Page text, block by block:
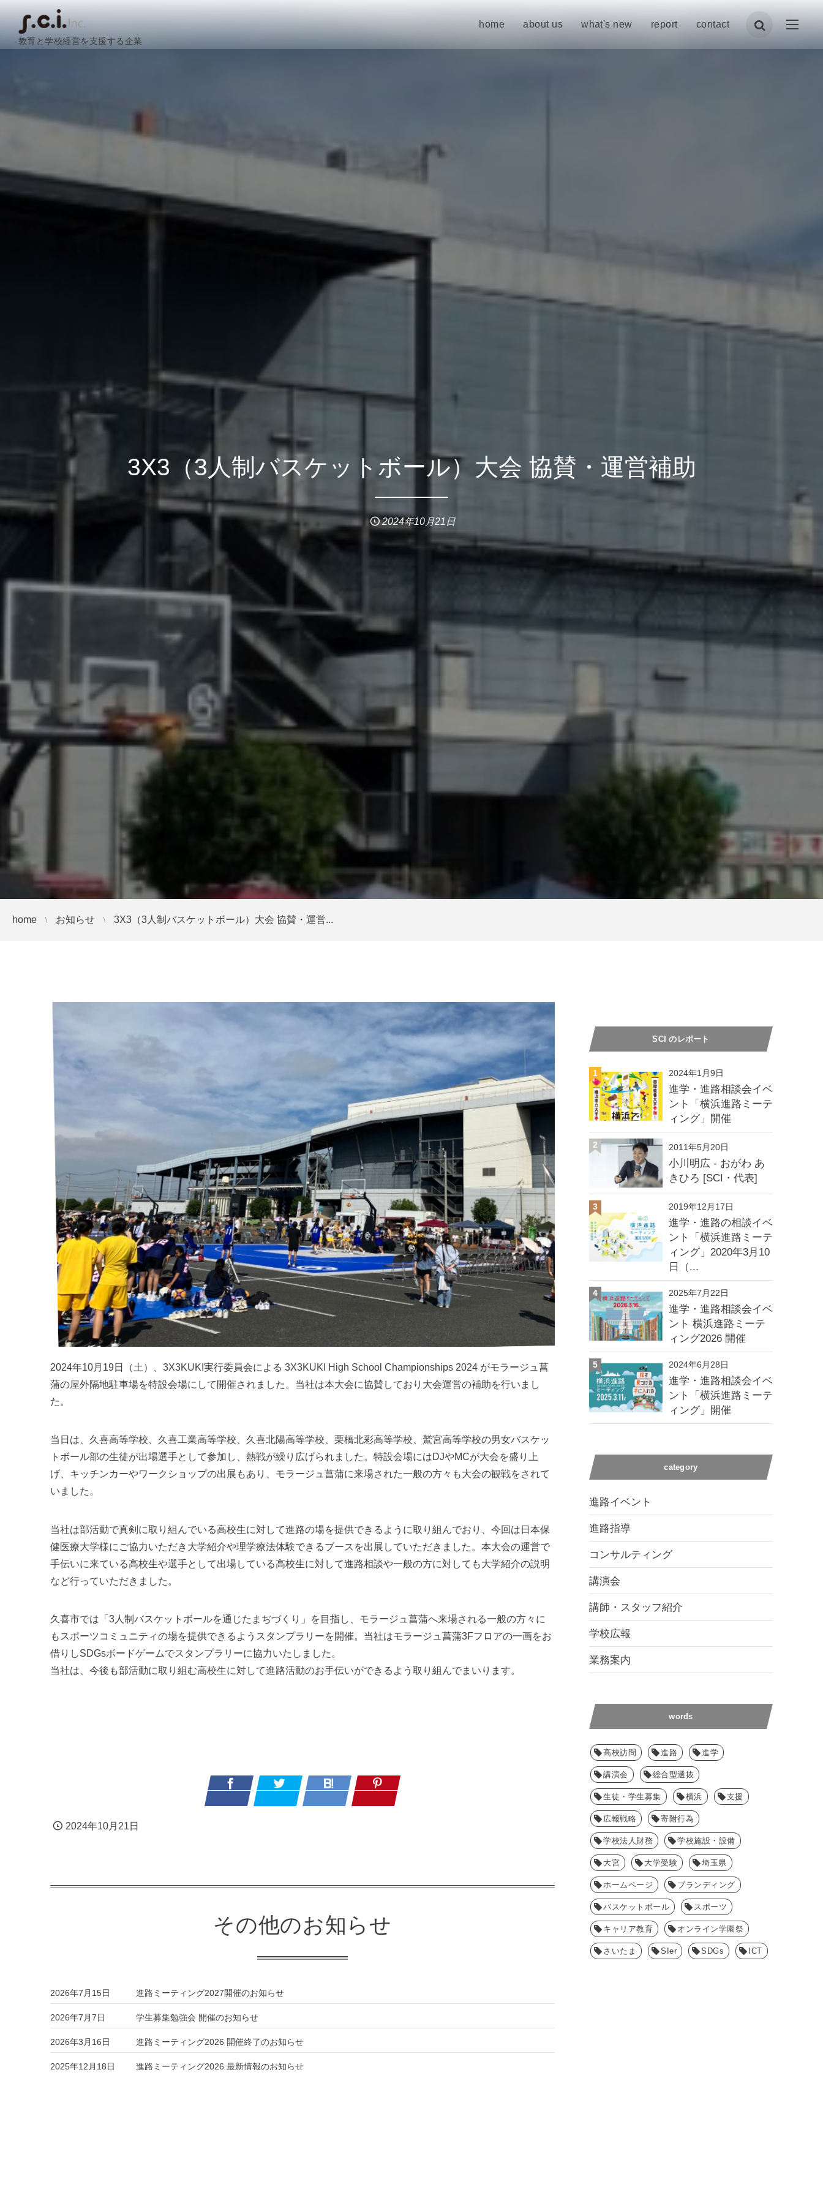
教育と学校経営を支援する企業
home about us what's new report contact
3X3（3人制バスケットボール）大会 協賛・運営補助
2024年10月21日
home お知らせ 3X3（3人制バスケットボール）大会 協賛・運営...
2024年10月19日（土）、3X3KUKI実行委員会による 3X3KUKI High School Championships 2024 がモラージュ菖
蒲の屋外隔地駐車場を特設会場にして開催されました。当社は本大会に協賛しており大会運営の補助を行いまし
た。
当日は、久喜高等学校、久喜工業高等学校、久喜北陽高等学校、栗橋北彩高等学校、鷲宮高等学校の男女バスケッ
トボール部の生徒が出場選手として参加し、熱戦が繰り広げられました。特設会場にはDJやMCが大会を盛り上
げ、キッチンカーやワークショップの出展もあり、モラージュ菖蒲に来場された一般の方々も大会の観戦をされて
いました。
当社は部活動で真剣に取り組んでいる高校生に対して進路の場を提供できるように取り組んでおり、今回は日本保
健医療大学様にご協力いただき大学紹介や理学療法体験できるブースを出展していただきました。本大会の運営で
手伝いに来ている高校生や選手として出場している高校生に対して進路相談や一般の方に対しても大学紹介の説明
など行っていただきました。
久喜市では「3人制バスケットボールを通じたまぢづくり」を目指し、モラージュ菖蒲へ来場される一般の方々に
もスポーツコミュニティの場を提供できるようスタンプラリーを開催。当社はモラージュ菖蒲3Fフロアの一画をお
借りしSDGsボードゲームでスタンプラリーに協力いたしました。
当社は、今後も部活動に取り組む高校生に対して進路活動のお手伝いができるよう取り組んでまいります。
2024年10月21日
その他のお知らせ
2026年7月15日 進路ミーティング2027開催のお知らせ
2026年7月7日 学生募集勉強会 開催のお知らせ
2026年3月16日 進路ミーティング2026 開催終了のお知らせ
2025年12月18日 進路ミーティング2026 最新情報のお知らせ
SCI のレポート
2024年1月9日
進学・進路相談会イベ
ント「横浜進路ミーテ
ィング」開催
1
2011年5月20日
小川明広 - おがわ あ
きひろ [SCI・代表]
2
2019年12月17日
進学・進路の相談イベ
ント「横浜進路ミーテ
ィング」2020年3月10
日（...
3
2025年7月22日
進学・進路相談会イベ
ント 横浜進路ミーテ
ィング2026 開催
4
2024年6月28日
進学・進路相談会イベ
ント「横浜進路ミーテ
ィング」開催
5
category
進路イベント
進路指導
コンサルティング
講演会
講師・スタッフ紹介
学校広報
業務案内
words
高校訪問 進路 進学
講演会 総合型選抜
生徒・学生募集 横浜 支援
広報戦略 寄附行為
学校法人財務 学校施設・設備
大宮 大学受験 埼玉県
ホームページ ブランディング
バスケットボール スポーツ
キャリア教育 オンライン学園祭
さいたま SIer SDGs ICT